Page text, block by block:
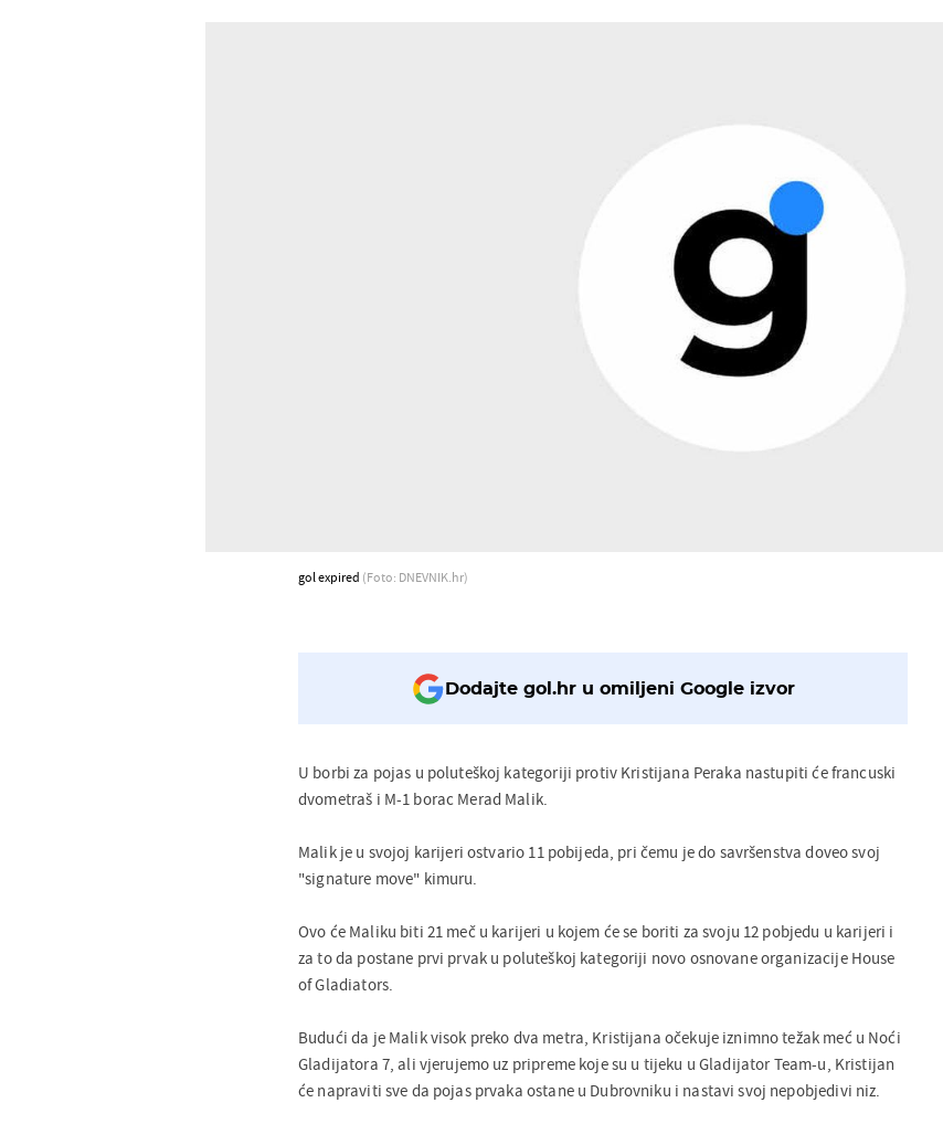
gol expired (Foto: DNEVNIK.hr)
Dodajte gol.hr u omiljeni Google izvor
U borbi za pojas u poluteškoj kategoriji protiv Kristijana Peraka nastupiti će francuski
dvometraš i M-1 borac Merad Malik.
Malik je u svojoj karijeri ostvario 11 pobijeda, pri čemu je do savršenstva doveo svoj
"signature move" kimuru.
Ovo će Maliku biti 21 meč u karijeri u kojem će se boriti za svoju 12 pobjedu u karijeri i
za to da postane prvi prvak u poluteškoj kategoriji novo osnovane organizacije House
of Gladiators.
Budući da je Malik visok preko dva metra, Kristijana očekuje iznimno težak meć u Noći
Gladijatora 7, ali vjerujemo uz pripreme koje su u tijeku u Gladijator Team-u, Kristijan
će napraviti sve da pojas prvaka ostane u Dubrovniku i nastavi svoj nepobjedivi niz.